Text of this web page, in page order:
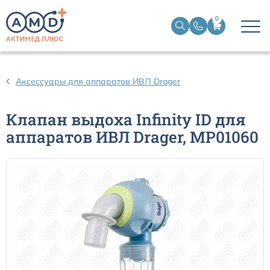
0
Аксессуары для аппаратов ИВЛ Drager
Клапан выдоха Infinity ID для
аппаратов ИВЛ Drager, MP01060
Датчики ЭЭГ BIS
Датчики температурные медицинские к мониторам
Кабели для кардиографов
Датчики кислорода для ИВЛ